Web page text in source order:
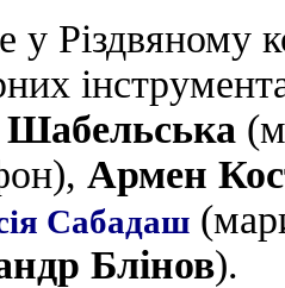
Різдвяному
Армен
Сабадаш
Блінов).